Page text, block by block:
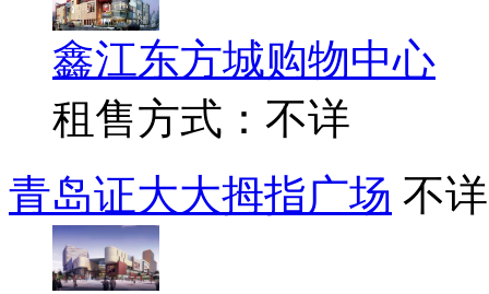
鑫江东方城购物中心
租售方式：不详
青岛证大大拇指广场 不详